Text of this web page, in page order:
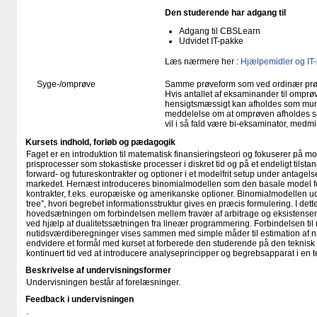
Den studerende har adgang til
Adgang til CBSLearn
Udvidet IT-pakke
Læs nærmere her : Hjælpemidler og
Syge-/omprøve
Samme prøveform som ved ordinær
Hvis antallet af eksaminander til
hensigtsmæssigt kan afholdes som
meddelelse om at omprøven afholdes
vil i så fald være bi-eksaminator,
Kursets indhold, forløb og pædagogik
Faget er en introduktion til matematisk finansieringsteori og fokuserer på
prisprocesser som stokastiske processer i diskret tid og på et endeligt
forward- og futureskontrakter og optioner i et modelfrit setup under
markedet. Hernæst introduceres binomialmodellen som den basale model
kontrakter, f.eks. europæiske og amerikanske optioner. Binomialmodellen
tree”, hvori begrebet informationsstruktur gives en præcis formulering. I
hovedsætningen om forbindelsen mellem fravær af arbitrage og
ved hjælp af dualitetssætningen fra lineær programmering. Forbindelsen til
nutidsværdiberegninger vises sammen med simple måder til estimation af
endvidere et formål med kurset at forberede den studerende på den
kontinuert tid ved at introducere analyseprincipper og begrebsapparat i en
Beskrivelse af undervisningsformer
Undervisningen består af forelæsninger.
Feedback i undervisningen
.